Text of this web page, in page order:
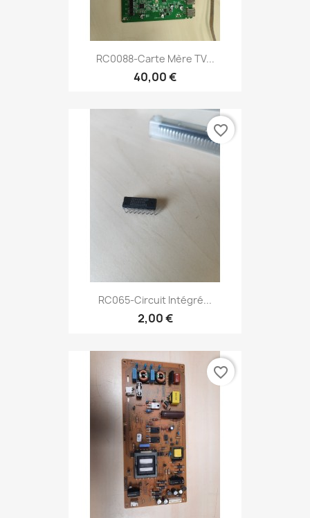
RC0088-Carte Mère TV...
40,00 €
RC065-Circuit Intégré...
2,00 €
favorite_border
favorite_border